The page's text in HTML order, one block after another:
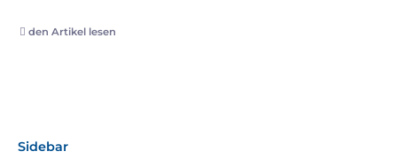
den Artikel lesen
Sidebar